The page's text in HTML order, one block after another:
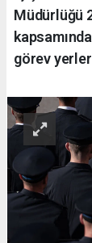
Müdürlüğü
görev